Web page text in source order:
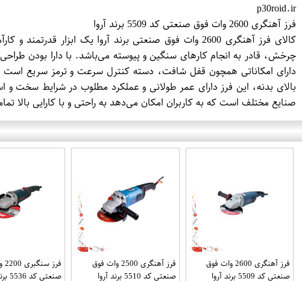
p30roid.ir
فرز آهنگری 2600 وات فوق صنعتی کد 5509 برند آروا
چرخش، قادر به انجام کارهای سنگین و پیوسته می‌باشد. با دارا بودن
دارای امکاناتی همچون قفل شافت، دسته کنترل سرعت و ترمز سریع است
صنایع مختلف است که به کاربران امکان می‌دهد به راحتی و با کارایی بالا
فرز آهنگری 2600 وات فوق
صنعتی کد 5509 برند آروا
فرز آهنگری 2500 وات فوق
صنعتی کد 5510 برند آروا
صنعتی کد 5536 برند آروا